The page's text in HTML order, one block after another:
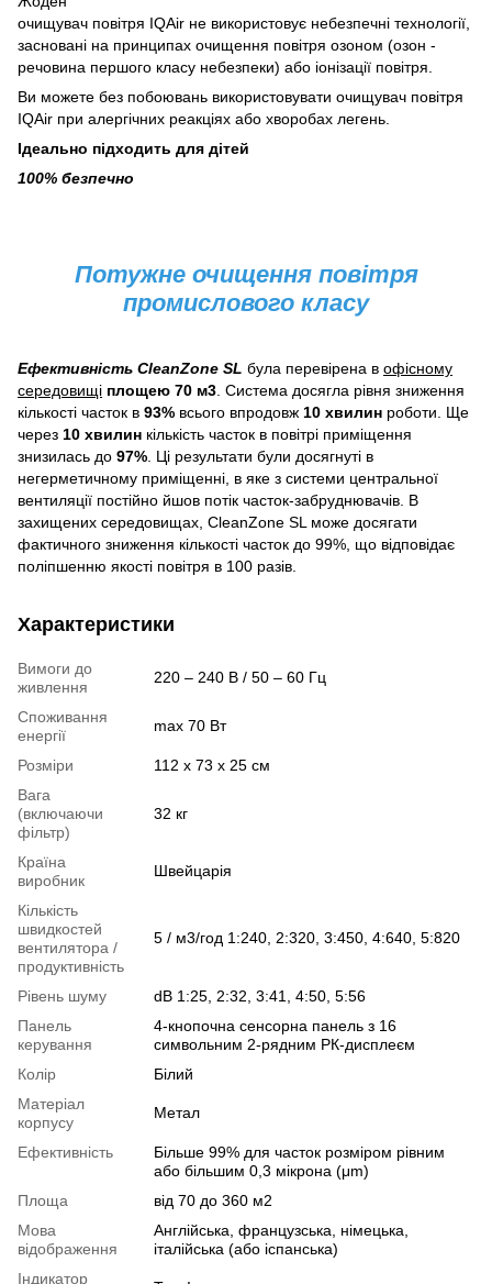
очищувач повітря IQAir не використовує небезпечні технології,
засновані на принципах очищення повітря озоном (озон -
речовина першого класу небезпеки) або іонізації повітря.
Ви можете без побоювань використовувати очищувач повітря
IQAir при алергічних реакціях або хворобах легень.
Ідеально підходить для дітей
100% безпечно
Потужне очищення повiтря
промислового класу
Ефективність CleanZone SL була перевірена в офісному
середовищі площею 70 м3 . Система досягла рівня зниження
кількості часток в 93% всього впродовж 10 хвилин роботи. Ще
через 10 хвилин кількість часток в повітрі приміщення
знизилась до 97% . Ці результати були досягнуті в
негерметичному приміщенні, в яке з системи центральної
вентиляції постійно йшов потік часток-забруднювачів. В
захищених середовищах, CleanZone SL може досягати
фактичного зниження кількості часток до 99%, що відповідає
поліпшенню якості повітря в 100 разів.
Характеристики
Вимоги до
живлення
220 – 240 В / 50 – 60 Гц
Споживання
енергії
max 70 Вт
Розміри
112 x 73 x 25 см
Вага
(включаючи
фільтр)
32 кг
Країна
виробник
Швейцарія
Кількість
швидкостей
вентилятора /
продуктивність
5 / м3/год 1:240, 2:320, 3:450, 4:640, 5:820
Рівень шуму
dB 1:25, 2:32, 3:41, 4:50, 5:56
Панель
керування
4-кнопочна сенсорна панель з 16
символьним 2-рядним РК-дисплеєм
Колір
Білий
Матеріал
корпусу
Метал
Ефективність
Більше 99% для часток розміром рівним
або більшим 0,3 мікрона (μm)
Площа
від 70 до 360 м2
Мова
відображення
Англійська, французська, німецька,
італійська (або іспанська)
Індикатор